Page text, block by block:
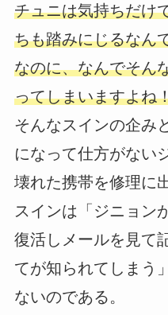
チュニは気持ちだけ
ちも踏みにじるなん
なのに、なんでそん
ってしまいますよね
そんなスインの企み
になって仕方がない
壊れた携帯を修理に
スインは「ジニョン
復活しメールを見て
てが知られてしまう
ないのである。